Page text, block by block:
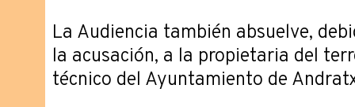
La Audiencia también absuelve,
la acusación, a la propietaria del
técnico del Ayuntamiento de